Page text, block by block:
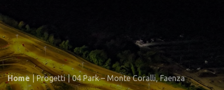
Home | Progetti|04 Park – Monte Coralli, Faenza